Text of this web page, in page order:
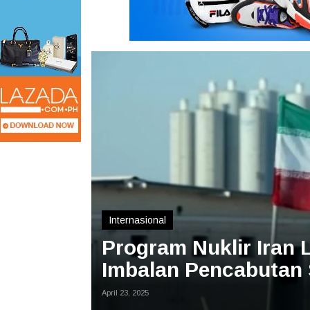
Internasional
Program Nuklir Iran
Imbalan Pencabutan
April 23, 2025